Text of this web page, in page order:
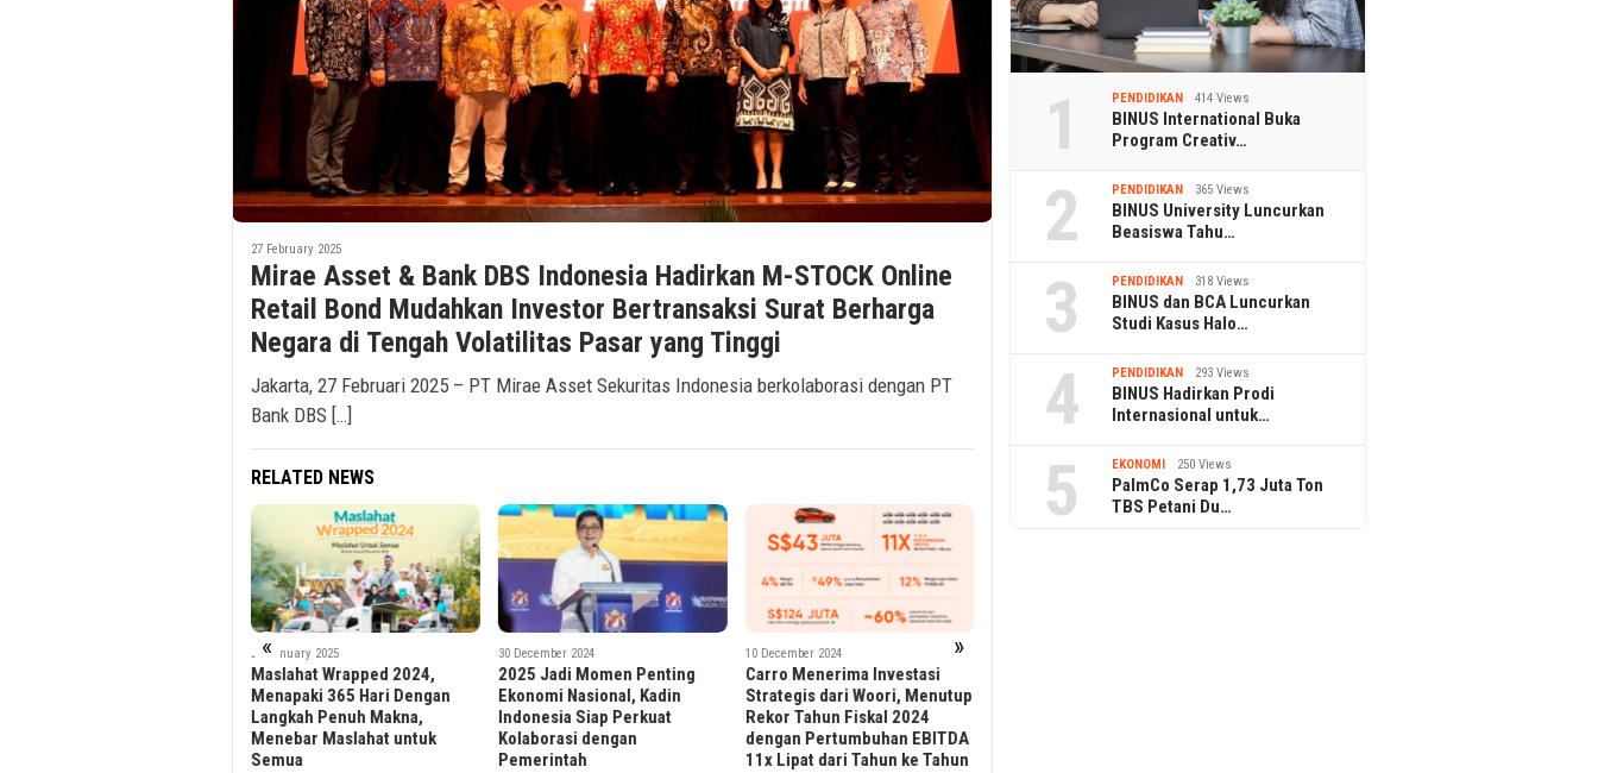
27 February 2025
Mirae Asset & Bank DBS Indonesia Hadirkan M-STOCK Online
Retail Bond Mudahkan Investor Bertransaksi Surat Berharga
Negara di Tengah Volatilitas Pasar yang Tinggi
Jakarta, 27 Februari 2025 – PT Mirae Asset Sekuritas Indonesia berkolaborasi dengan PT
Bank DBS […]
RELATED NEWS
« »
30 December 2024
2025 Jadi Momen Penting
Ekonomi Nasional, Kadin
Indonesia Siap Perkuat
Kolaborasi dengan
Pemerintah
10 December 2024
Carro Menerima Investasi
Strategis dari Woori, Menutup
Rekor Tahun Fiskal 2024
dengan Pertumbuhan EBITDA
11x Lipat dari Tahun ke Tahun
22 October 2024
Bank DBS Raih Gelar “Safest
Bank In Asia” selama 16 Tahun
Berturut-Turut Dari Global
Finance
1 PENDIDIKAN 414 Views
BINUS International Buka
Program Creativ…
2 PENDIDIKAN 365 Views
BINUS University Luncurkan
Beasiswa Tahu…
3 PENDIDIKAN 318 Views
BINUS dan BCA Luncurkan
Studi Kasus Halo…
4 PENDIDIKAN 293 Views
BINUS Hadirkan Prodi
Internasional untuk…
5 EKONOMI 250 Views
PalmCo Serap 1,73 Juta Ton
TBS Petani Du…